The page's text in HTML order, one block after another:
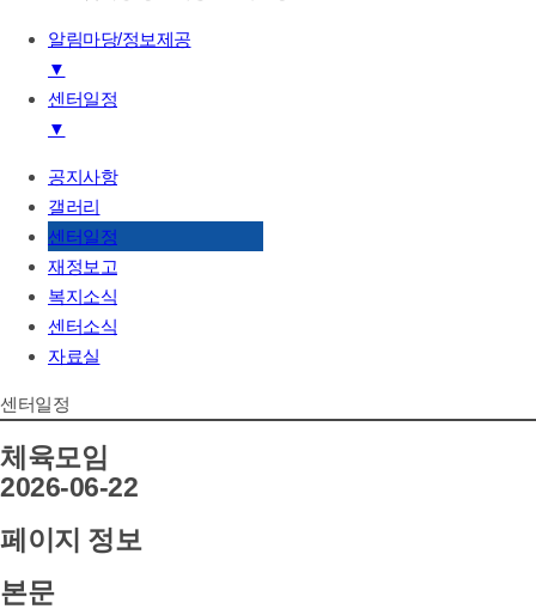
알림마당/정보제공
▼
기관소개
알림마당/정보제공
센터일정
▼
갤러리
센터일정
재정보고
복지소식
센터소식
자료실
공지사항
갤러리
센터일정
재정보고
복지소식
센터소식
자료실
센터일정
체육모임
2026-06-22
페이지 정보
본문